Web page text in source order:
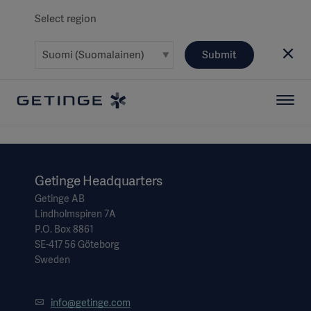
Select region
Submit
Getinge Headquarters
Getinge AB
Lindholmspiren 7A
P.O. Box 8861
SE-417 56 Göteborg
Sweden
info@getinge.com